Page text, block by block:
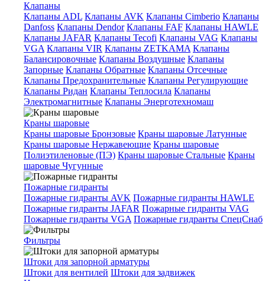
Клапаны
Клапаны ADL Клапаны AVK Клапаны Cimberio Клапаны
Danfoss Клапаны Dendor Клапаны FAF Клапаны HAWLE
Клапаны JAFAR Клапаны Tecofi Клапаны VAG Клапаны
VGA Клапаны VIR Клапаны ZETKAMA Клапаны
Балансировочные Клапаны Воздушные Клапаны
Запорные Клапаны Обратные Клапаны Отсечные
Клапаны Предохранительные Клапаны Регулирующие
Клапаны Ридан Клапаны Теплосила Клапаны
Электромагнитные Клапаны Энерготехномаш
Краны шаровые
Краны шаровые Бронзовые Краны шаровые Латунные
Краны шаровые Нержавеющие Краны шаровые
Полиэтиленовые (ПЭ) Краны шаровые Стальные Краны
шаровые Чугунные
Пожарные гидранты
Пожарные гидранты AVK Пожарные гидранты HAWLE
Пожарные гидранты JAFAR Пожарные гидранты VAG
Пожарные гидранты VGA Пожарные гидранты СпецСнаб
Фильтры
Штоки для запорной арматуры
Штоки для вентилей Штоки для задвижек